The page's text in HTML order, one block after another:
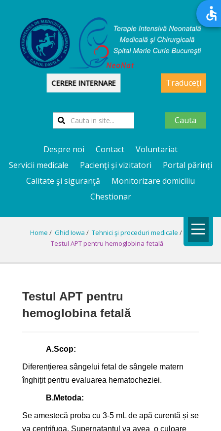
CERERE INTERNARE
Cauta
Traduceți
Despre noi Contact
Voluntariat
Servicii medicale
Pacienţi și vizitatori
Portal părinți
Calitate şi siguranţă
Monitorizare domiciliu
Chestionar
Home / Ghid Iowa / Tehnici şi proceduri medicale /
Testul APT pentru hemoglobina fetală
Testul APT pentru
hemoglobina fetală
A.Scop:
Diferențierea sângelui fetal de sângele matern
înghițit pentru evaluarea hematocheziei.
B.Metoda:
Se amestecă proba cu 3-5 mL de apă curentă și se
va centrifuga. Supernatantul va avea o culoare